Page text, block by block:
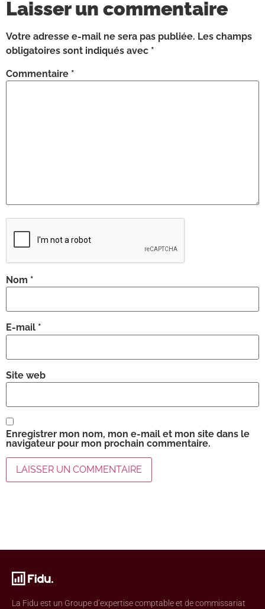
Laisser un commentaire
Votre adresse e-mail ne sera pas publiée. Les champs
obligatoires sont indiqués avec *
Commentaire *
Nom *
E-mail *
Site web
Enregistrer mon nom, mon e-mail et mon site dans le
navigateur pour mon prochain commentaire.
La Fidu est un Groupe d’expertise comptable et de commissariat